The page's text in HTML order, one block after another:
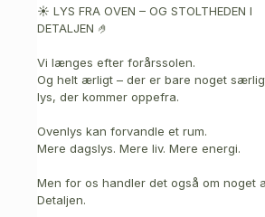
☀️ LYS FRA OVEN – OG STOLTHEDEN I
DETALJEN 🤌
Vi længes efter forårssolen.
Og helt ærligt – der er bare noget
lys, der kommer oppefra.
Ovenlys kan forvandle et rum.
Mere dagslys. Mere liv. Mere energi.
Men for os handler det også om noget
Detaljen.